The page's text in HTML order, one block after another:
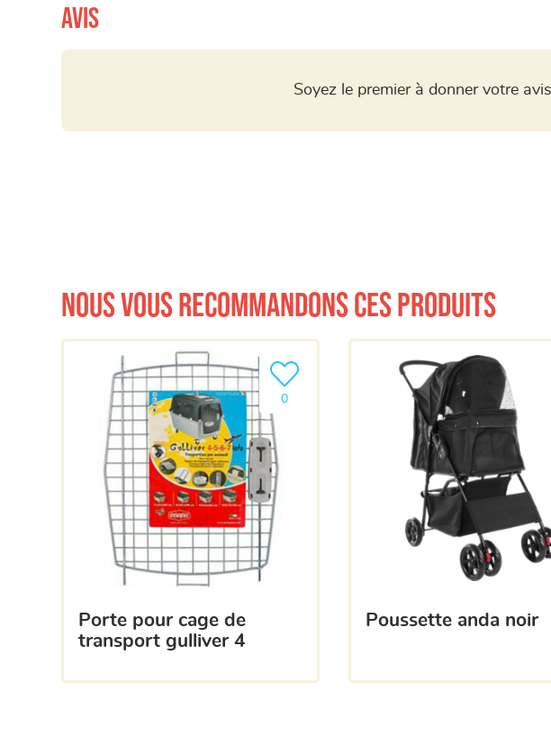
Avis
Soyez le premier à donner votre
Nous vous recommandons ces produits
porte pour cage de
transport gulliver 4
0
Ajouter le produit à ma liste
poussette anda noir